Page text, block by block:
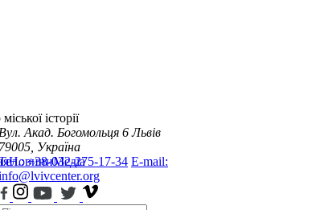
НовиниМедіа
історії
Вул. Акад. Богомольця 6 Львів
79005, Україна
+38-032-275-17-34 E-mail: